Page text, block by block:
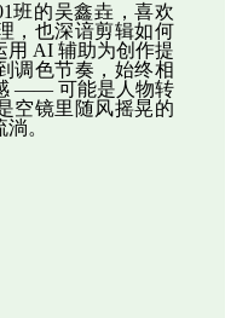
班的吴鑫垚，喜欢
，也深谙剪辑如何
用 AI 辅助为创作提
调色节奏，始终相
—— 可能是人物转
空镜里随风摇晃的
。